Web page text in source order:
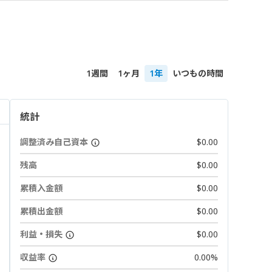
1週間 1ヶ月 1年 いつもの時間
統計
調整済み自己資本
$0.00
残高
$0.00
累積入金額
$0.00
累積出金額
$0.00
利益・損失
$0.00
収益率
0.00%